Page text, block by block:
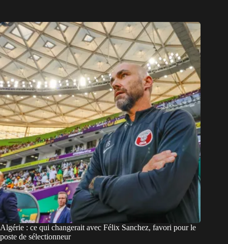
Algérie : ce qui changerait avec Félix Sanchez, favori pour le
poste de sélectionneur